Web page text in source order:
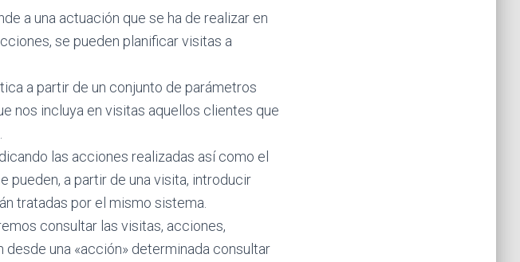
a una actuación que se ha de realizar en
se pueden planificar visitas a
a partir de un conjunto de parámetros
nos incluya en visitas aquellos clientes que
las acciones realizadas así como el
pueden, a partir de una visita, introducir
tratadas por el mismo sistema.
consultar las visitas, acciones,
una «acción» determinada consultar